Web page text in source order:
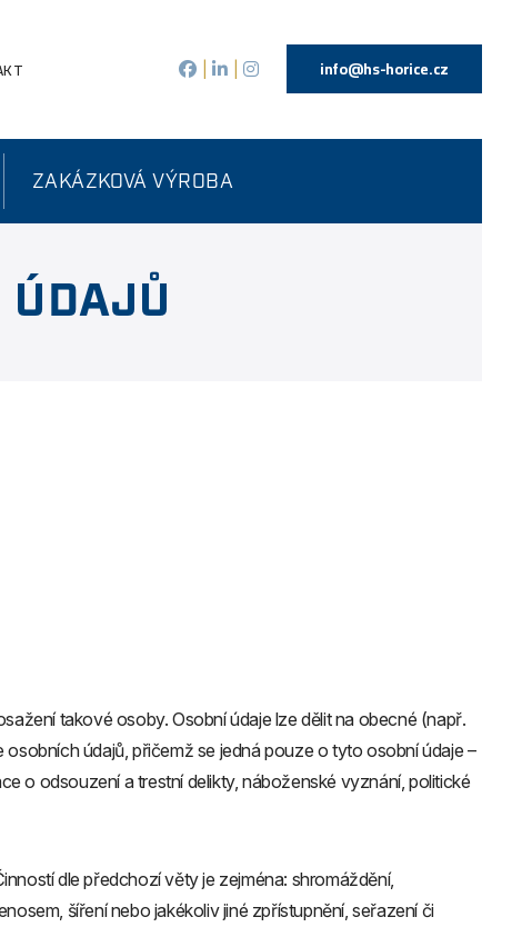
info@hs-horice.cz
ZAKÁZKOVÁ VÝROBA
ÚDAJŮ
takové osoby. Osobní údaje lze dělit na obecné (např.
údajů, přičemž se jedná pouze o tyto osobní údaje –
o odsouzení a trestní delikty, náboženské vyznání, politické
dle předchozí věty je zejména: shromáždění,
šíření nebo jakékoliv jiné zpřístupnění, seřazení či